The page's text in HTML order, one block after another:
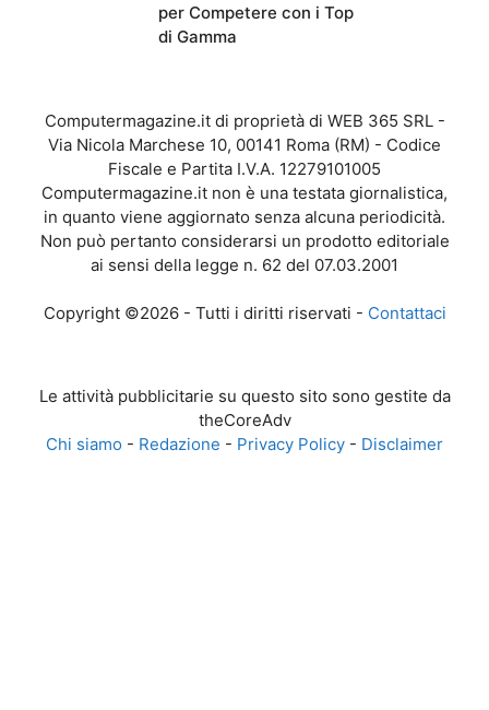
per Competere con i Top
di Gamma
Computermagazine.it di proprietà di WEB 365 SRL -
Via Nicola Marchese 10, 00141 Roma (RM) - Codice
Fiscale e Partita I.V.A. 12279101005
Computermagazine.it non è una testata giornalistica,
in quanto viene aggiornato senza alcuna periodicità.
Non può pertanto considerarsi un prodotto editoriale
ai sensi della legge n. 62 del 07.03.2001
Copyright ©2026 - Tutti i diritti riservati - Contattaci
Le attività pubblicitarie su questo sito sono gestite da
theCoreAdv
Chi siamo - Redazione - Privacy Policy - Disclaimer